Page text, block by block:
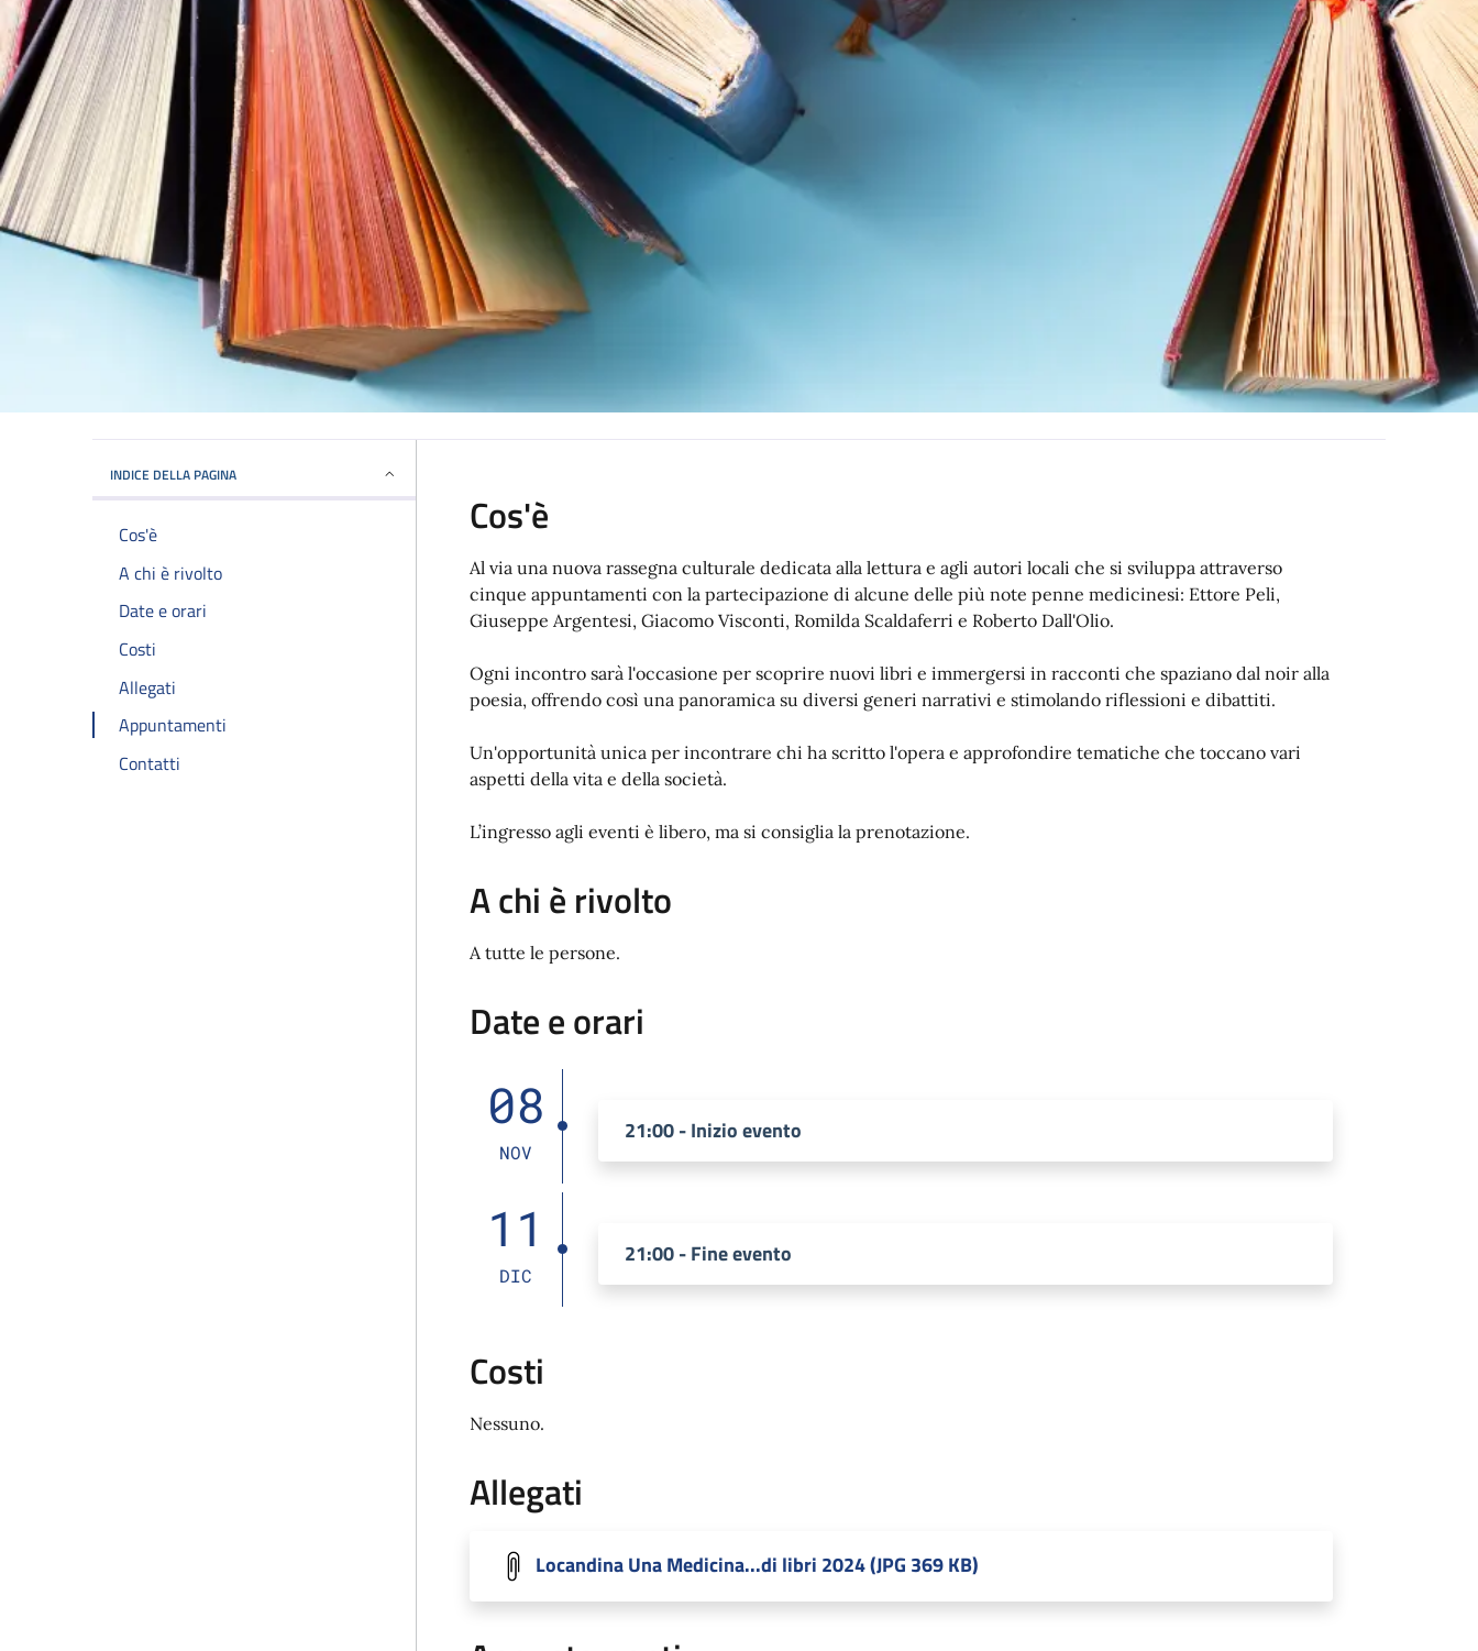
INDICE DELLA PAGINA
Cos'è
A chi è rivolto
Date e orari
Costi
Allegati
Appuntamenti
Contatti
Cos'è
Al via una nuova rassegna culturale dedicata alla lettura e agli autori locali che si sviluppa attraverso
cinque appuntamenti con la partecipazione di alcune delle più note penne medicinesi: Ettore Peli,
Giuseppe Argentesi, Giacomo Visconti, Romilda Scaldaferri e Roberto Dall'Olio.
Ogni incontro sarà l'occasione per scoprire nuovi libri e immergersi in racconti che spaziano dal noir alla
poesia, offrendo così una panoramica su diversi generi narrativi e stimolando riflessioni e dibattiti.
Un'opportunità unica per incontrare chi ha scritto l'opera e approfondire tematiche che toccano vari
aspetti della vita e della società.
L’ingresso agli eventi è libero, ma si consiglia la prenotazione.
A chi è rivolto
A tutte le persone.
Date e orari
08
NOV
21:00 - Inizio evento
11
DIC
21:00 - Fine evento
Costi
Nessuno.
Allegati
Locandina Una Medicina...di libri 2024 (JPG 369 KB)